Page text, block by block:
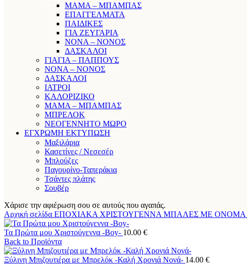
ΜΑΜΑ – ΜΠΑΜΠΑΣ
ΕΠΑΓΓΕΛΜΑΤΑ
ΠΑΙΔΙΚΕΣ
ΓΙΑ ΖΕΥΓΑΡΙΑ
ΝΟΝΑ – ΝΟΝΟΣ
ΔΑΣΚΑΛΟΙ
ΓΙΑΓΙΑ – ΠΑΠΠΟΥΣ
ΝΟΝΑ – ΝΟΝΟΣ
ΔΑΣΚΑΛΟΙ
ΙΑΤΡΟΙ
ΚΑΛΟΡΙΖΙΚΟ
ΜΑΜΑ – ΜΠΑΜΠΑΣ
ΜΠΡΕΛΟΚ
ΝΕΟΓΕΝΝΗΤΟ ΜΩΡΟ
ΕΓΧΡΩΜΗ ΕΚΤΥΠΩΣΗ
Μαξιλάρια
Κασετίνες / Νεσεσέρ
Μπλούζες
Παγουρίνο-Ταπεράκια
Τσάντες πλάτης
Σουβέρ
Χάρισε την αφιέρωση σου σε αυτούς που αγαπάς.
Αρχική σελίδα ΕΠΟΧΙΑΚΑ ΧΡΙΣΤΟΥΓΕΝΝΑ ΜΠΑΛΕΣ ΜΕ ΟΝΟΜΑ
Τα Πρώτα μου Χριστούγεννα -Boy- 10.00 €
Back to Προϊόντα
Ξύλινη Μπιζουτιέρα με Μπρελόκ -Καλή Χρονιά Νονά- 14.00 €